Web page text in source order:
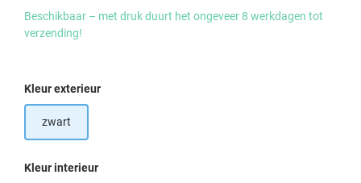
Beschikbaar – met druk duurt het ongeveer 8 werkdagen tot
verzending!
Selecteer
Kleur exterieur
zwart
Selecteer
Kleur interieur